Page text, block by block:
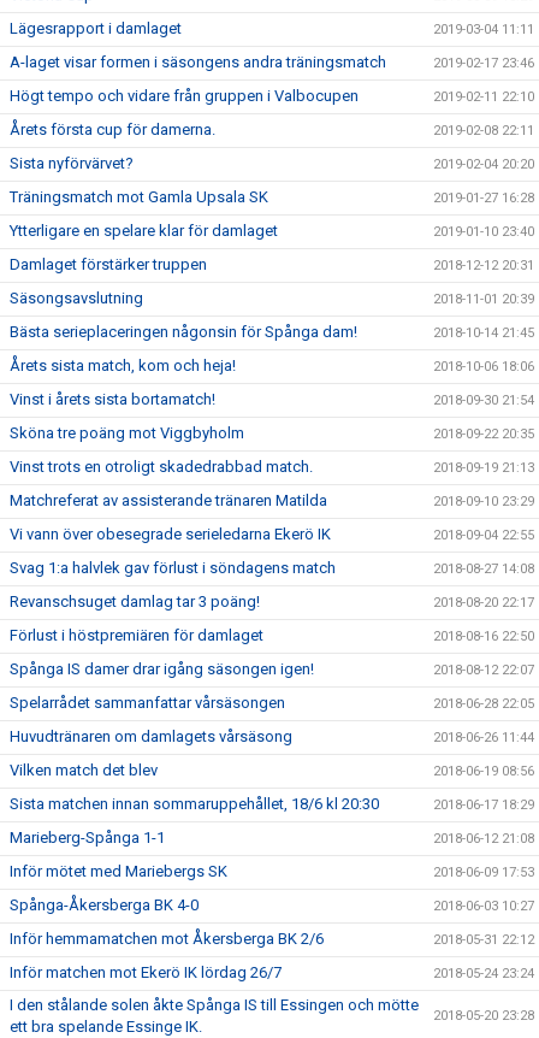
Lägesrapport i damlaget 2019-03-04 11:11
A-laget visar formen i säsongens andra träningsmatch 2019-02-17 23:46
Högt tempo och vidare från gruppen i Valbocupen 2019-02-11 22:10
Årets första cup för damerna. 2019-02-08 22:11
Sista nyförvärvet? 2019-02-04 20:20
Träningsmatch mot Gamla Upsala SK 2019-01-27 16:28
Ytterligare en spelare klar för damlaget 2019-01-10 23:40
Damlaget förstärker truppen 2018-12-12 20:31
Säsongsavslutning 2018-11-01 20:39
Bästa serieplaceringen någonsin för Spånga dam! 2018-10-14 21:45
Årets sista match, kom och heja! 2018-10-06 18:06
Vinst i årets sista bortamatch! 2018-09-30 21:54
Sköna tre poäng mot Viggbyholm 2018-09-22 20:35
Vinst trots en otroligt skadedrabbad match. 2018-09-19 21:13
Matchreferat av assisterande tränaren Matilda 2018-09-10 23:29
Vi vann över obesegrade serieledarna Ekerö IK 2018-09-04 22:55
Svag 1:a halvlek gav förlust i söndagens match 2018-08-27 14:08
Revanschsuget damlag tar 3 poäng! 2018-08-20 22:17
Förlust i höstpremiären för damlaget 2018-08-16 22:50
Spånga IS damer drar igång säsongen igen! 2018-08-12 22:07
Spelarrådet sammanfattar vårsäsongen 2018-06-28 22:05
Huvudtränaren om damlagets vårsäsong 2018-06-26 11:44
Vilken match det blev 2018-06-19 08:56
Sista matchen innan sommaruppehållet, 18/6 kl 20:30 2018-06-17 18:29
Marieberg-Spånga 1-1 2018-06-12 21:08
Inför mötet med Mariebergs SK 2018-06-09 17:53
Spånga-Åkersberga BK 4-0 2018-06-03 10:27
Inför hemmamatchen mot Åkersberga BK 2/6 2018-05-31 22:12
Inför matchen mot Ekerö IK lördag 26/7 2018-05-24 23:24
I den stålande solen åkte Spånga IS till Essingen och mötte
ett bra spelande Essinge IK.
2018-05-20 23:28